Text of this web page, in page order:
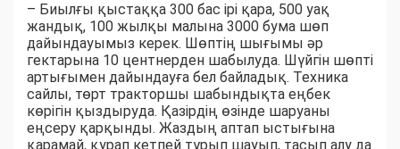
– Биылғы қыстаққа 300 бас ірі қара, 500 уақ
жандық, 100 жылқы малына 3000 бума шөп
дайындауымыз керек. Шөптің шығымы әр
гектарына 10 центнерден шабылуда. Шүйгін шөпті
артығымен дайындауға бел байладық. Техника
сайлы, төрт тракторшы шабындықта еңбек
көрігін қыздыруда. Қазірдің өзінде шаруаны
еңсеру қарқынды. Жаздың аптап ыстығына
қарамай, қурап кетпей тұрып шауып, тасып алу да